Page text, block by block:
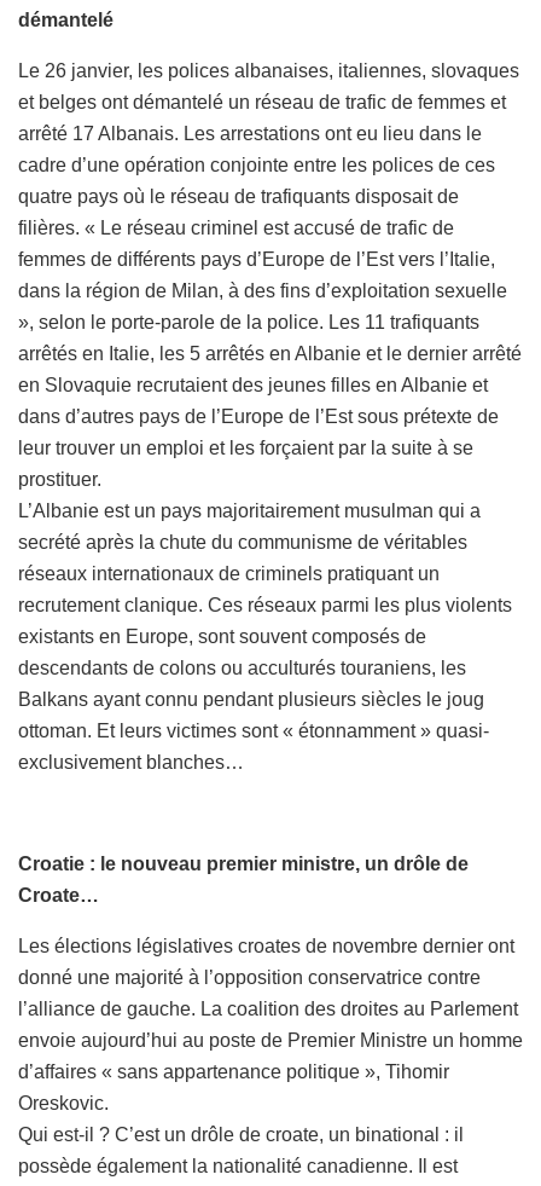
démantelé
Le 26 janvier, les polices albanaises, italiennes, slovaques
et belges ont démantelé un réseau de trafic de femmes et
arrêté 17 Albanais. Les arrestations ont eu lieu dans le
cadre d’une opération conjointe entre les polices de ces
quatre pays où le réseau de trafiquants disposait de
filières. « Le réseau criminel est accusé de trafic de
femmes de différents pays d’Europe de l’Est vers l’Italie,
dans la région de Milan, à des fins d’exploitation sexuelle
», selon le porte-parole de la police. Les 11 trafiquants
arrêtés en Italie, les 5 arrêtés en Albanie et le dernier arrêté
en Slovaquie recrutaient des jeunes filles en Albanie et
dans d’autres pays de l’Europe de l’Est sous prétexte de
leur trouver un emploi et les forçaient par la suite à se
prostituer.
L’Albanie est un pays majoritairement musulman qui a
secrété après la chute du communisme de véritables
réseaux internationaux de criminels pratiquant un
recrutement clanique. Ces réseaux parmi les plus violents
existants en Europe, sont souvent composés de
descendants de colons ou acculturés touraniens, les
Balkans ayant connu pendant plusieurs siècles le joug
ottoman. Et leurs victimes sont « étonnamment » quasi-
exclusivement blanches…
Croatie : le nouveau premier ministre, un drôle de
Croate…
Les élections législatives croates de novembre dernier ont
donné une majorité à l’opposition conservatrice contre
l’alliance de gauche. La coalition des droites au Parlement
envoie aujourd’hui au poste de Premier Ministre un homme
d’affaires « sans appartenance politique », Tihomir
Oreskovic.
Qui est-il ? C’est un drôle de croate, un binational : il
possède également la nationalité canadienne. Il est